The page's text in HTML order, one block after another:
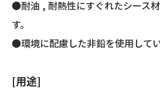
●耐油 , 耐熱性にすぐれたシース
す。
●環境に配慮した非鉛を使用して
[用途]